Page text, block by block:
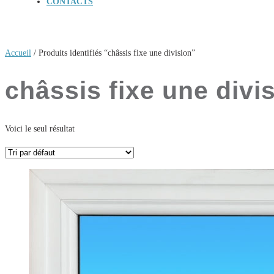
Accueil / Produits identifiés “châssis fixe une division”
châssis fixe une
Voici le seul résultat